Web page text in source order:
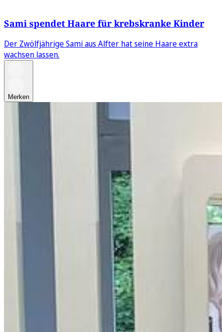
Sami spendet Haare für krebskranke Kinder
Der Zwölfjährige Sami aus Alfter hat seine Haare extra
wachsen lassen.
Merken